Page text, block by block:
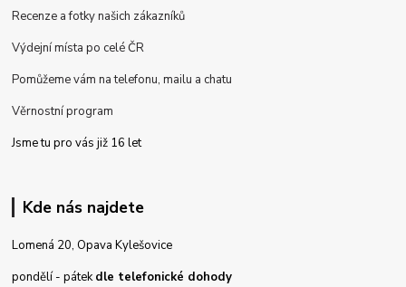
Recenze a fotky našich zákazníků
Výdejní místa po celé ČR
Pomůžeme vám na telefonu, mailu a chatu
Věrnostní program
Jsme tu pro vás již 16 let
Kde nás najdete
Lomená 20, Opava Kylešovice
pondělí - pátekdle telefonické dohody